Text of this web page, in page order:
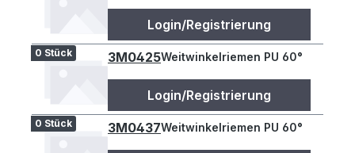
Login/Registrierung
0 Stück 3M0425Weitwinkelriemen PU 60°
Login/Registrierung
0 Stück 3M0437Weitwinkelriemen PU 60°